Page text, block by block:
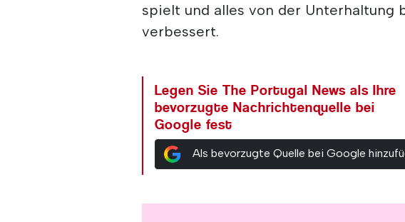
spielt und alles von der
verbessert.
Legen Sie The Portugal News als Ihre
bevorzugte Nachrichtenquelle bei
Google fest
Als bevorzugte Quelle bei Google